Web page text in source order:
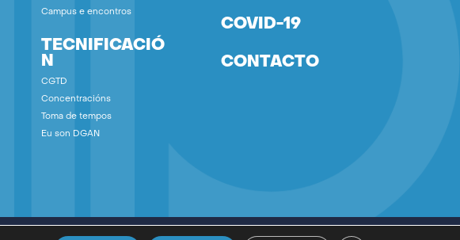
Campus e encontros
TECNIFICACIÓ
N
CGTD
Concentracións
Toma de tempos
Eu son DGAN
COVID-19
CONTACTO